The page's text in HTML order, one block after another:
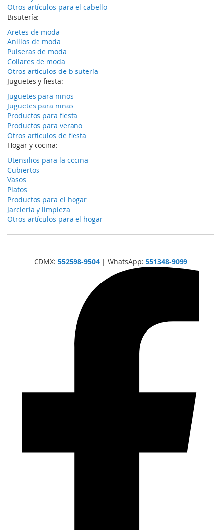
Otros artículos para el cabello
Bisutería:
Aretes de moda
Anillos de moda
Pulseras de moda
Collares de moda
Otros artículos de bisutería
Juguetes y fiesta:
Juguetes para niños
Juguetes para niñas
Productos para fiesta
Productos para verano
Otros artículos de fiesta
Hogar y cocina:
Utensilios para la cocina
Cubiertos
Vasos
Platos
Productos para el hogar
Jarcieria y limpieza
Otros artículos para el hogar
CDMX: 552598-9504| WhatsApp: 551348-9099